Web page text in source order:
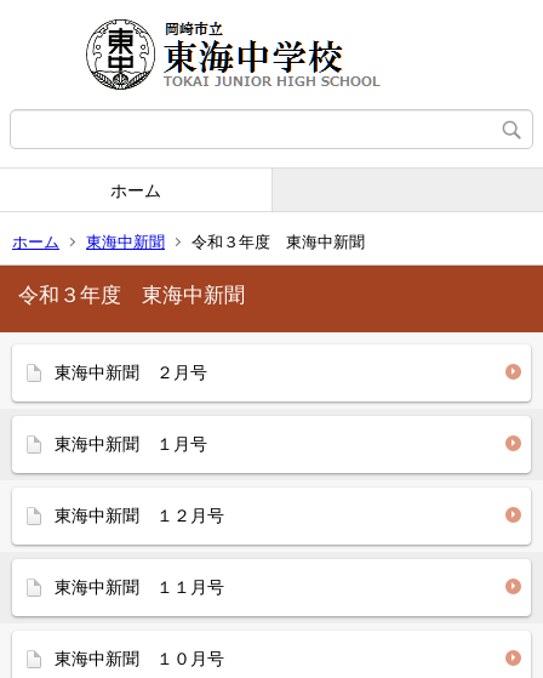
ホーム
ホーム 東海中新聞 令和３年度 東海中新聞
令和３年度 東海中新聞
東海中新聞 ２月号
東海中新聞 １月号
東海中新聞 １２月号
東海中新聞 １１月号
東海中新聞 １０月号